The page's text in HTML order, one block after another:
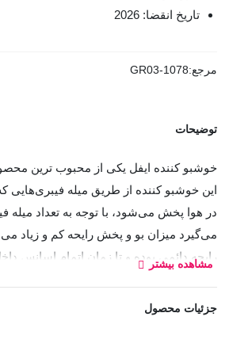
تاریخ انقضا: 2026
مرجع:GR03-1078
توضیحات
خوشبو کننده ایفل یکی از محبوب ترین
این خوشبو کننده از طریق میله فیبری‌هایی
در هوا پخش می‌شود، با توجه به تعداد میله
می‌گیرد میزان بو و پخش رایحه کم و زیاد
رایحه دائمی بوده و تا زمان اتمام اسانس
دفاتر، مطب، ادارات، منزل، سرویس
مشاهده بیشتر
جزئیات محصول